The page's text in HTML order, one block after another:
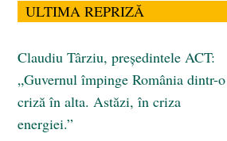
ULTIMA REPRIZĂ
Claudiu Târziu, președintele ACT:
„Guvernul împinge România dintr-o
criză în alta. Astăzi, în criza
energiei.”